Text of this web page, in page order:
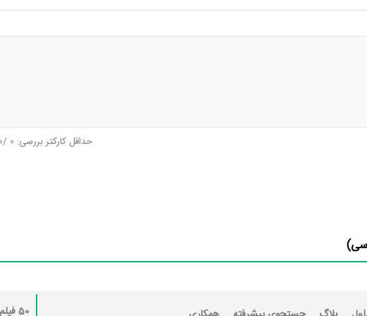
حداقل کارکتر بررسی: 0
/60
50 فیلم برتر منظوم